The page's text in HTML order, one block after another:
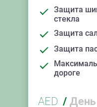
Защита
стекла
Защита
Защита
дороге
AED / День